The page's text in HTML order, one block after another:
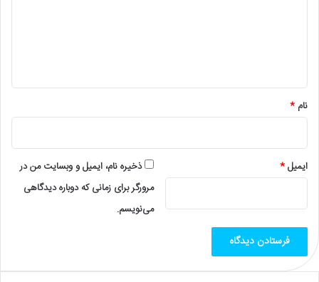
نام *
ایمیل*
ذخیره نام، ایمیل و وبسایت من در
مرورگر برای زمانی که دوباره دیدگاهی
می‌نویسم.